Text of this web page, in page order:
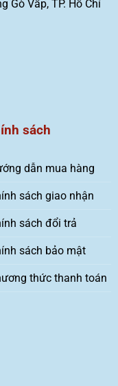
Gò Vấp, TP. Hồ Chí
sách
dẫn mua hàng
sách giao nhận
sách đổi trả
sách bảo mật
thức thanh toán